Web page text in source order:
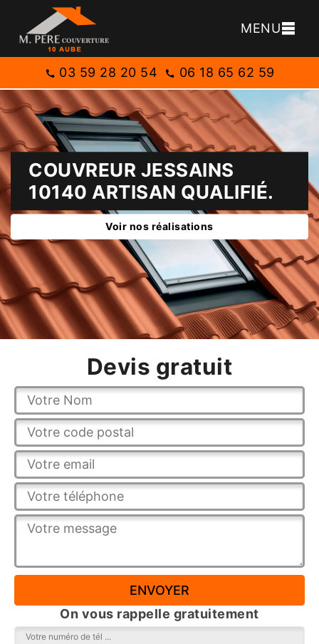
MENU
03 59 28 20 54 06 18 65 62 59
COUVREUR JESSAINS
10140 ARTISAN QUALIFIÉ.
Voir nos réalisations
Devis gratuit
On vous rappelle gratuitement